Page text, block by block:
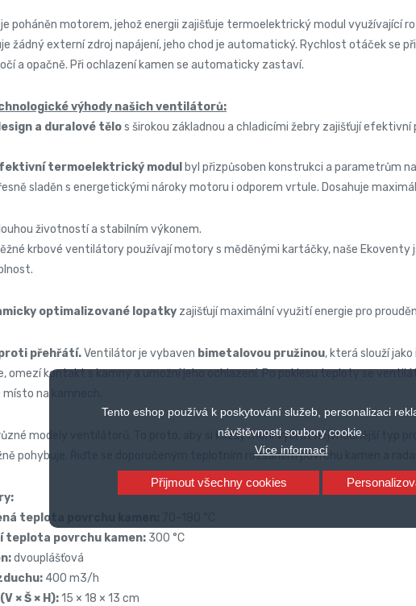
Tento eshop používá k poskytování služeb, personalizaci
návštěvnosti soubory cookie.
Více informací
Přijmout všechny cookies
poháněn motorem, jehož energii zajišťuje termoelektrický modul využívající
žádný externí zdroj napájení, jeho chod je automatický. Rychlost otáček se
a opačně. Při ochlazení kamen se automaticky zastaví.
výhody našich ventilátorů:
a duralové tělos širokou základnou a chladicími žebry zajišťují efektivní
termoelektrický modul byl přizpůsoben konstrukci a parametrům
sladěn s energetickými nároky motoru i odporem vrtule. Dosahuje
životností a stabilním výkonem.
krbové ventilátory používají motory s měděnými kartáčky, naše
optimalizované lopatky zajišťují maximální využití energie pro
přehřátí.Ventilátor je vybaven bimetalovou pružinou, která slouží
omezí kontakt s kamny a umožní jeho ochlazení. Po poklesu teploty se
na kamnech.
modely ventilátorů. To proto, aby si každý mohl vybrat nejvhodnější typ
pohybuje. Řiďte se doporučeným teplotním rozsahem povrchu kamen a
teplota povrchu kamen:
teplota povrchu kamen: 300 °C
dvouplášťová
400 m3/h
× Š × H):15 × 18 × 13 cm